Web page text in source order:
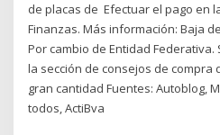
de placas de Efectuar el pago en
Finanzas. Más información: Baja
Por cambio de Entidad Federativa.
la sección de consejos de compra
gran cantidad Fuentes: Autoblog,
todos, ActiBva